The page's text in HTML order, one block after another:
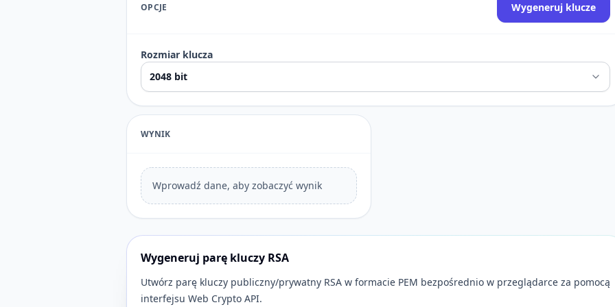
OPCJE Wygeneruj klucze
Rozmiar klucza
WYNIK
Wprowadź dane, aby zobaczyć wynik
Wygeneruj parę kluczy RSA
Utwórz parę kluczy publiczny/prywatny RSA w formacie PEM bezpośrednio w przeglądarce za pomocą
interfejsu Web Crypto API.